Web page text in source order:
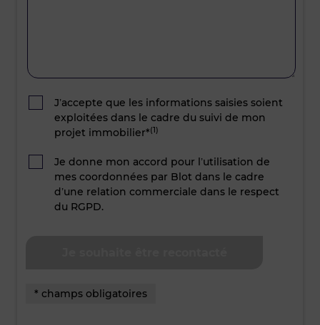
J’accepte que les informations saisies soient
exploitées dans le cadre du suivi de mon
projet immobilier*(1)
Je donne mon accord pour l’utilisation de
mes coordonnées par Blot dans le cadre
d’une relation commerciale dans le respect
du RGPD.
* champs obligatoires